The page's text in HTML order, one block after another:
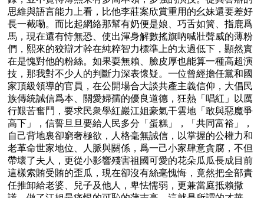
思維與語言能力上看，比他李莊案欣賞重用的幺妹還要差好
長一截嘞。而比起網絡那幫有奶便是娘、巧舌如簧、指鹿爲
馬，現在還有恃無恐、使出渾身解數搖旗吶喊壯聲威的薄粉
們，熙來的狡辯才幹在純粹智力標準上的太過低下，顯然實
在是愧對他的粉絲。如果耍無賴、臉皮厚也能算一種高超演
技，那我對不少人的判斷力深表懷疑。一位曾經擔任黨和國
家頂級領導的官員，在公開場合大談共產主義信仰，大倡民
族傳統誠信爲本、關愛婦孺的優良道德，狂熱「唱紅」以厲
行艱苦奮鬥，要求民衆學紅巖江姐豪氣干雲地「敢與惡魔爭
高下」，信誓旦旦要給人民多分「蛋糕」，「共同富裕」，
自己背地裏卻窮奢極欲，人格毫無誠信，以掌握的公權力和
老革命世家地位、人脈與關係，爲一己小家肆意貪腐，不但
帶壞了夫人，更從小影響殘害祖國可愛的花朵瓜瓜長成目前
這樣索賄受賄的歪瓜，現在卻沒有絲毫愧悔，竟然把全部責
任推卸給老婆、兒子及他人，卑怯懦弱，更兼當庭抵賴撒